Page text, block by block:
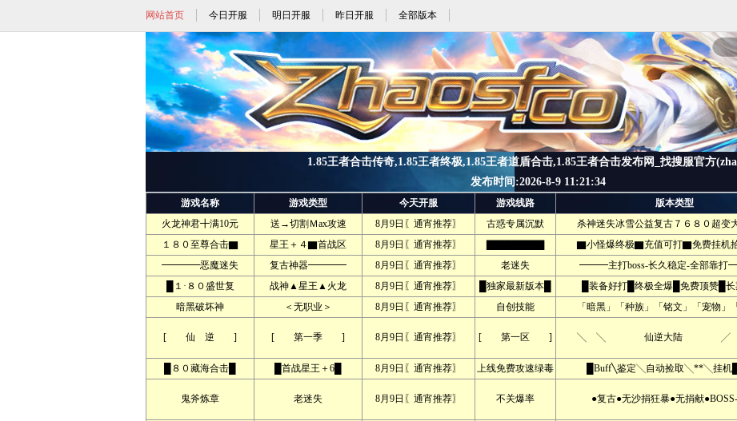
网站首页 今日开服 明日开服 昨日开服 全部版本
1.85王者合击传奇,1.85王者终极,1.85王者道盾合击,1.85王者合击发布网_找搜服官方
发布时间:2026-8-9 11:21:34
游戏名称 游戏类型 今天开服 游戏线路 版本类型
火龙神君╋满10元
送→切割Ｍax攻速 8月9日〖通宵推荐〗 古惑专属沉默 杀神迷失冰雪公益复古７６８０超变
１８０至尊合击▇
星王＋４▇首战区 8月9日〖通宵推荐〗 ▇小怪爆终极▇充值可打▇免费挂机
━━━━恶魔迷失
复古神器━━━━ 8月9日〖通宵推荐〗 老迷失 ━━━主打boss-长久稳定-全部靠打
█１·８０盛世复
战神▲星王▲火龙 8月9日〖通宵推荐〗 █独家最新版本█ █装备好打█终极全爆█免费顶赞█长
暗黑破坏神
＜无职业＞ 8月9日〖通宵推荐〗 自创技能 「暗黑」「种族」「铭文」「宠物」
[ 仙 逆 ] [ 第一季 ] 8月9日〖通宵推荐〗 [ 第一区 ] ╲ ╲ 仙逆大陆 ╱ ╱-
█８０藏海合击█ █首战星王＋6█ 8月9日〖通宵推荐〗 上线免费攻速绿毒 █Buff╲鉴定╲自动捡取╲**╲挂机
鬼斧炼章 老迷失 8月9日〖通宵推荐〗 不关爆率 ●复古●无沙捐狂暴●无捐献